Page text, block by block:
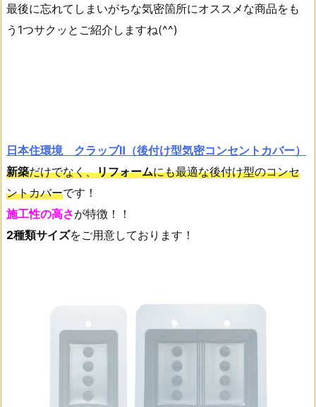
最後に忘れてしまいがちな気密箇所にオススメな商品をも
う1つサクッとご紹介しますね(^^)
日本住環境 クラッブⅡ（後付け型気密コンセントカバー）
新築だけでなく、リフォームにも最適な後付け型のコンセ
ントカバーです！
施工性の高さが特徴！！
2種類サイズをご用意しております！